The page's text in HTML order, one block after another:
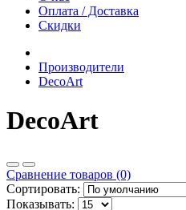
Оплата / Доставка
Скидки
Производители
DecoArt
DecoArt
Сравнение товаров (0)
Сортировать:
Показывать: